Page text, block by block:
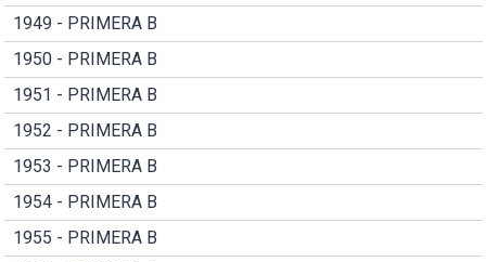
1949 - PRIMERA B
1950 - PRIMERA B
1951 - PRIMERA B
1952 - PRIMERA B
1953 - PRIMERA B
1954 - PRIMERA B
1955 - PRIMERA B